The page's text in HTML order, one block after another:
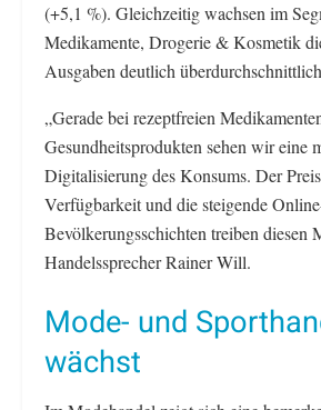
(+5,1 %). Gleichzeitig wachsen im
Medikamente, Drogerie & Kosmetik
Ausgaben deutlich
„Gerade bei rezeptfreien
Gesundheitsprodukten sehen wir eine
Digitalisierung des Konsums. Der
Verfügbarkeit und die steigende
Bevölkerungsschichten treiben diesen
Handelssprecher Rainer Will.
Mode- und
wächst